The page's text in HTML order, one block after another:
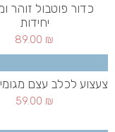
יחידות
89.00 ₪
צעצוע לכלב עצם מגומי 1 יחידות
59.00 ₪